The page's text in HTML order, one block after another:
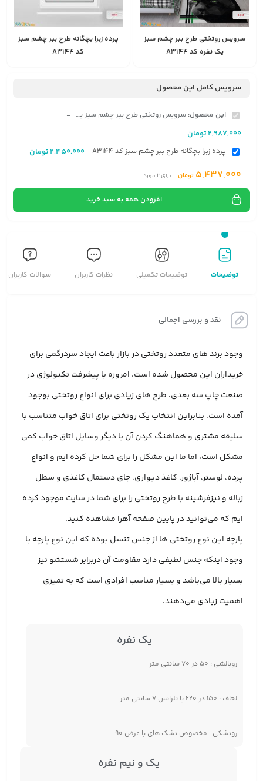
سرویس روتختی طرح ببر چشم سبز
یک نفره کد A31442,987,000 تومان
پرده زبرا بچگانه طرح ببر چشم سبز
کد A3144
سرویس کامل این محصول
این محصول: سرویس روتختی طرح ببر چشم سبز یک نفره کد A3144 -
2,987,000تومان
پرده زبرا بچگانه طرح ببر چشم سبز کد A3144 -
2,450,000تومان
5,437,000 تومان برای2مورد
افزودن همه به سبد خرید
توضیحات توضیحات تکمیلی نظرات کاربران سوالات کاربران
نقد و بررسی اجمالی
وجود برند های متعدد روتختی در بازار باعث ایجاد سردرگمی برای
خریداران این محصول شده است. امروزه با پیشرفت تکنولوژی در
صنعت چاپ سه بعدی، طرح های زیادی برای انواع روتختی بوجود
آمده است. بنابراین انتخاب یک روتختی برای اتاق خواب متناسب با
سلیقه مشتری و هماهنگ کردن آن با دیگر وسایل اتاق خواب کمی
مشکل است، اما ما این مشکل را برای شما حل کرده ایم و انواع
پرده، لوستر، آباژور، کاغذ دیواری، جای دستمال کاغذی و سطل
زباله و نیزفرشینه با طرح روتختی را برای شما در سایت موجود کرده
ایم که می‌توانید در پایین صفحه آهرا مشاهده کنید.
پارچه این نوع روتختی ها از جنس تنسل بوده که این نوع پارچه با
وجود اینکه جنس لطیفی دارد مقاومت آن دربرابر شستشو نیز
بسیار بالا می‌باشد و بسیار مناسب افرادی است که به تمیزی
اهمیت زیادی می‌دهند.
یک نفره
روبالشی : ۵۰ در ۷۰ سانتی متر
لحاف : ۱۵۰ در ۲۲۰ با تلرانس ۷ سانتی متر
روتشکی : مخصوص تشک های با عرض ۹۰
یک و نیم نفره